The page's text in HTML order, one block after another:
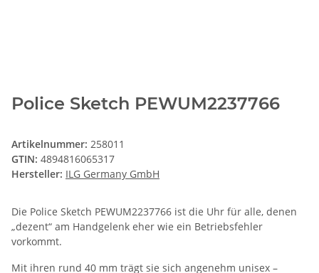
Police Sketch PEWUM2237766
Artikelnummer: 258011
GTIN: 4894816065317
Hersteller: ILG Germany GmbH
Die Police Sketch PEWUM2237766 ist die Uhr für alle, denen
„dezent“ am Handgelenk eher wie ein Betriebsfehler
vorkommt.
Mit ihren rund 40 mm trägt sie sich angenehm unisex –